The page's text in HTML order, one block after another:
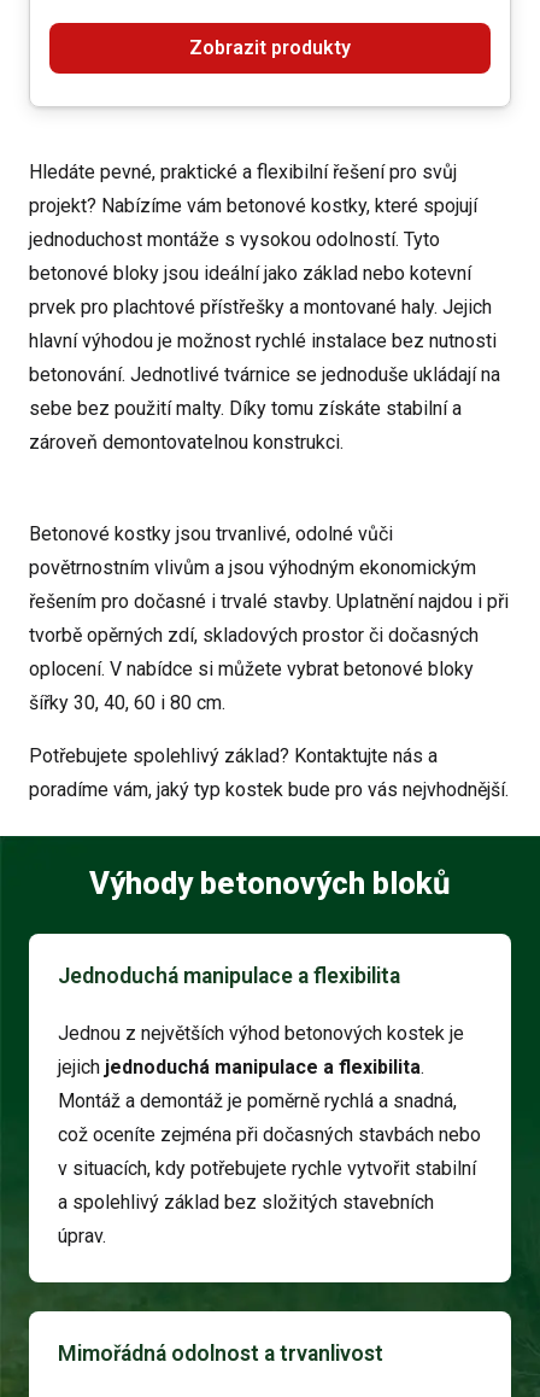
Zobrazit produkty
Hledáte pevné, praktické a flexibilní řešení pro svůj
projekt? Nabízíme vám betonové kostky, které spojují
jednoduchost montáže s vysokou odolností. Tyto
betonové bloky jsou ideální jako základ nebo kotevní
prvek pro plachtové přístřešky a montované haly. Jejich
hlavní výhodou je možnost rychlé instalace bez nutnosti
betonování. Jednotlivé tvárnice se jednoduše ukládají na
sebe bez použití malty. Díky tomu získáte stabilní a
zároveň demontovatelnou konstrukci.
Betonové kostky jsou trvanlivé, odolné vůči
povětrnostním vlivům a jsou výhodným ekonomickým
řešením pro dočasné i trvalé stavby. Uplatnění najdou i při
tvorbě opěrných zdí, skladových prostor či dočasných
oplocení. V nabídce si můžete vybrat betonové bloky
šířky 30, 40, 60 i 80 cm.
Potřebujete spolehlivý základ? Kontaktujte nás a
poradíme vám, jaký typ kostek bude pro vás nejvhodnější.
Výhody betonových bloků
Jednoduchá manipulace a flexibilita
Jednou z největších výhod betonových kostek je
jejich jednoduchá manipulace a flexibilita.
Montáž a demontáž je poměrně rychlá a snadná,
což oceníte zejména při dočasných stavbách nebo
v situacích, kdy potřebujete rychle vytvořit stabilní
a spolehlivý základ bez složitých stavebních
úprav.
Mimořádná odolnost a trvanlivost